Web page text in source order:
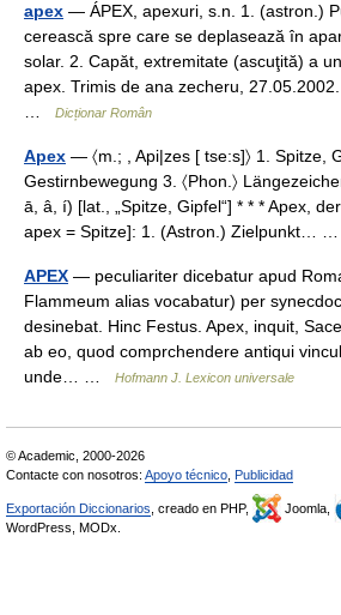
apex — ÁPEX, apexuri, s.n. 1. (astron.)
cerească spre care se deplasează în
solar. 2. Capăt, extremitate (ascuţită) a
apex. Trimis de ana zecheru,
Dicționar Român
Apex — 〈m.; , Api|zes [ tse:s]〉 1. Spitze,
Gestirnbewegung 3. 〈Phon.〉
ā, â, í) [lat., „Spitze, Gipfel“] * * * Apex,
apex = Spitze]: 1. (Astron.) Zielpunkt…
APEX — peculiariter dicebatur apud
Flammeum alias vocabatur) per
desinebat. Hinc Festus. Apex, inquit,
ab eo, quod comprchendere antiqui
unde… …
Hofmann J. Lexicon universale
© Academic, 2000-2026
Contacte con nosotros: Apoyo técnico Publicidad
Exportación Diccionarios , creado en PHP, Joomla,
WordPress, MODx.